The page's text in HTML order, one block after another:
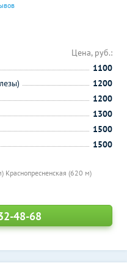
Краснопресненская (620 м)
Цена, руб.:
1100
1200
1200
1300
1500
1500
48-68